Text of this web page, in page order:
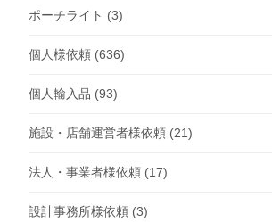
ポーチライト (3)
個人様依頼 (636)
個人輸入品 (93)
施設・店舗運営者様依頼 (21)
法人・事業者様依頼 (17)
設計事務所様依頼 (3)